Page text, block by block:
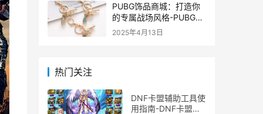
PUBG饰品商城：打造你
的专属战场风格-PUBG游
戏内饰品购买指南
2025年4月13日
热门关注
DNF卡盟辅助工具使
用指南-DNF卡盟辅